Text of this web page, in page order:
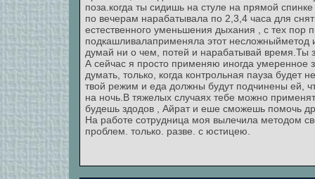
поза.когда ты сидишь на стуле на прямой
по вечерам нарабатывала по 2,3,4 часа для
естественного уменьшения дыхания , с тех пор
подкашливалаприменяла этот несложныйметод
думай ни о чем, потей и нарабатывай время.Ты
А сейчас я просто применяю иногда умеренное
думать, только, когда контрольная пауза будет
твой режим и еда должны будут подчинены ей,
на ночь.В тяжелых случаях тебе можно
будешь здодов , Айрат и еше сможешь помочь
На работе сотрудница моя вылечила методом
проблем. только. разве. с юстицею.